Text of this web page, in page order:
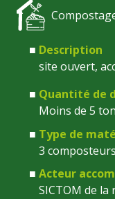
Description
site ouvert,
Quantité de
Moins de 5
Type de
3
Acteur
SICTOM de